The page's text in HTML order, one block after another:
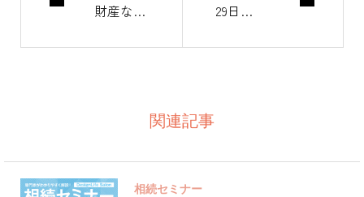
遺言・信託などの
産・建築など、資
財産ない
29日
関連記事
相続セミナー